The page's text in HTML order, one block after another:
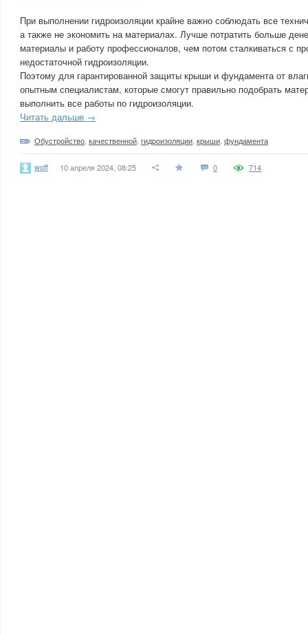
При выполнении гидроизоляции крайне важно соблюдать все
а также не экономить на материалах. Лучше потратить больше
материалы и работу профессионалов, чем потом сталкиваться с
недостаточной гидроизоляции.
Поэтому для гарантированной защиты крыши и фундамента от
опытным специалистам, которые смогут правильно подобрать
выполнить все работы по гидроизоляции.
Читать дальше →
Обустройство качественной гидроизоляции крыши фундамента
woff 10 апреля 2024, 08:25 0 714